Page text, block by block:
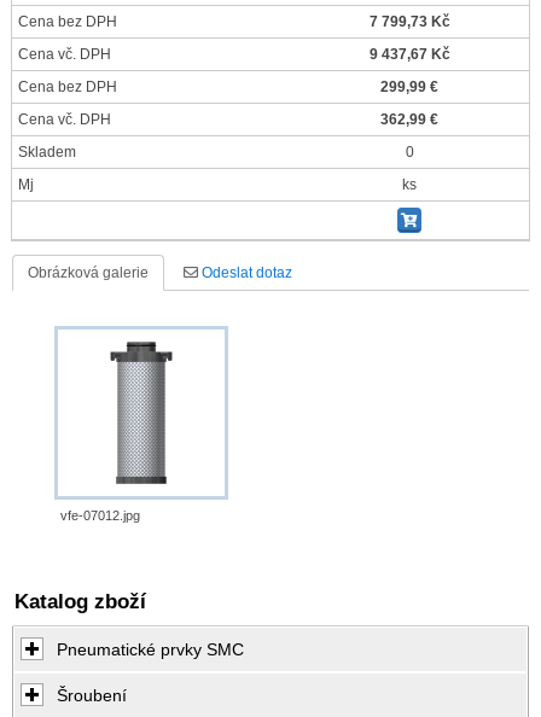
Cena bez DPH
7 799,73 Kč
Cena vč. DPH
9 437,67 Kč
Cena bez DPH
299,99 €
Cena vč. DPH
362,99 €
Skladem
0
Mj
ks
Obrázková galerie Odeslat dotaz
vfe-07012.jpg
Katalog zboží
Pneumatické prvky SMC
Šroubení